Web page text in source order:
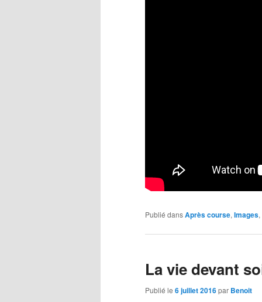
Publié dansAprès course, Images,
La vie devant
Publié le 6 juillet 2016par Benoit